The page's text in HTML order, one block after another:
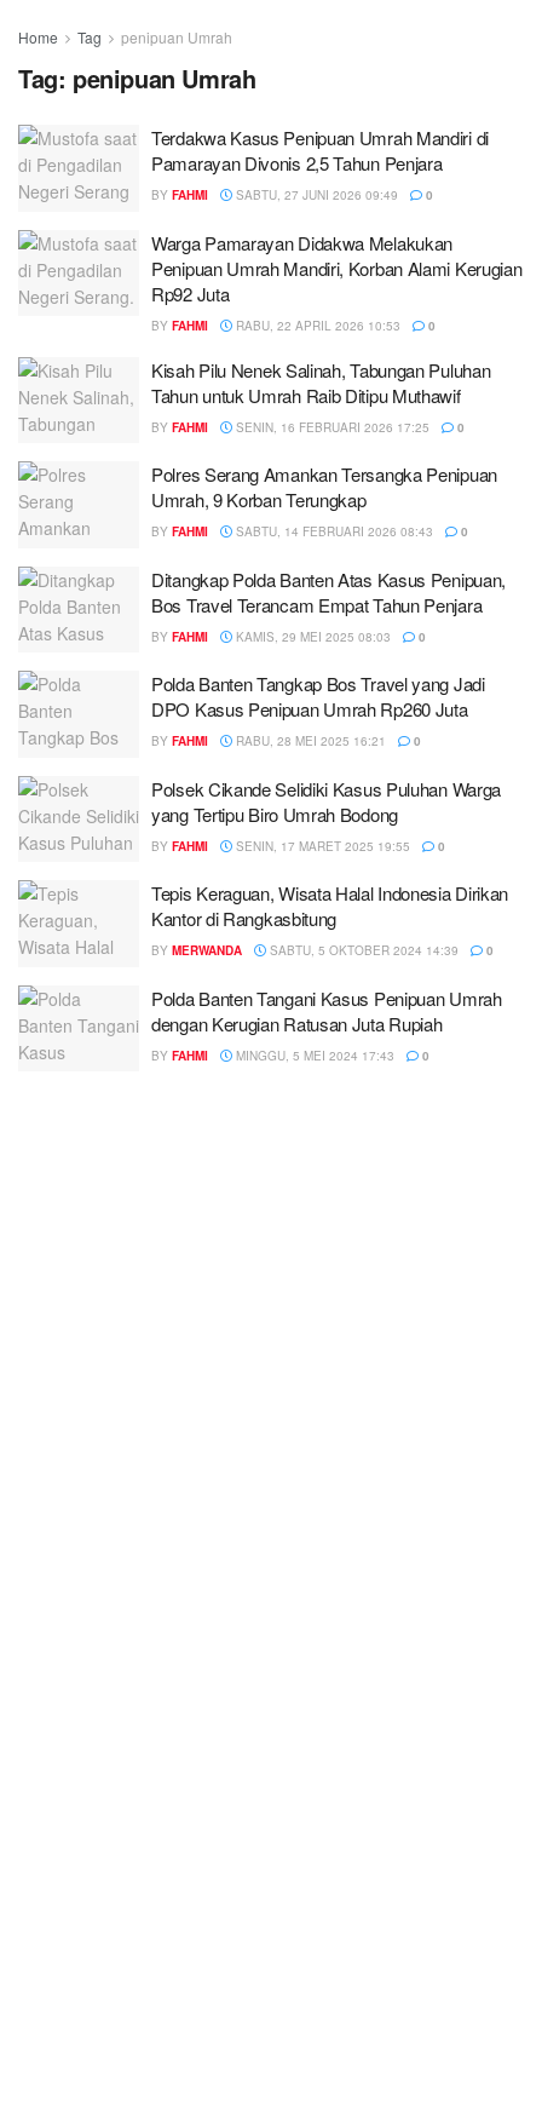
Home Tag penipuan Umrah
Tag: penipuan Umrah
Terdakwa Kasus Penipuan Umrah Mandiri di
Pamarayan Divonis 2,5 Tahun Penjara
BY FAHMI SABTU, 27 JUNI 2026 09:49 0
Warga Pamarayan Didakwa Melakukan
Penipuan Umrah Mandiri, Korban Alami Kerugian
Rp92 Juta
BY FAHMI RABU, 22 APRIL 2026 10:53 0
Kisah Pilu Nenek Salinah, Tabungan Puluhan
Tahun untuk Umrah Raib Ditipu Muthawif
BY FAHMI SENIN, 16 FEBRUARI 2026 17:25 0
Polres Serang Amankan Tersangka Penipuan
Umrah, 9 Korban Terungkap
BY FAHMI SABTU, 14 FEBRUARI 2026 08:43 0
Ditangkap Polda Banten Atas Kasus Penipuan,
Bos Travel Terancam Empat Tahun Penjara
BY FAHMI KAMIS, 29 MEI 2025 08:03 0
Polda Banten Tangkap Bos Travel yang Jadi
DPO Kasus Penipuan Umrah Rp260 Juta
BY FAHMI RABU, 28 MEI 2025 16:21 0
Polsek Cikande Selidiki Kasus Puluhan Warga
yang Tertipu Biro Umrah Bodong
BY FAHMI SENIN, 17 MARET 2025 19:55 0
Tepis Keraguan, Wisata Halal Indonesia Dirikan
Kantor di Rangkasbitung
BY MERWANDA SABTU, 5 OKTOBER 2024 14:39 0
Polda Banten Tangani Kasus Penipuan Umrah
dengan Kerugian Ratusan Juta Rupiah
BY FAHMI MINGGU, 5 MEI 2024 17:43 0